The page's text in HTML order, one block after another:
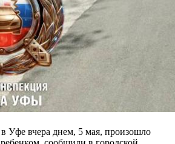
Уфе вчера днем, 5 мая, произошло